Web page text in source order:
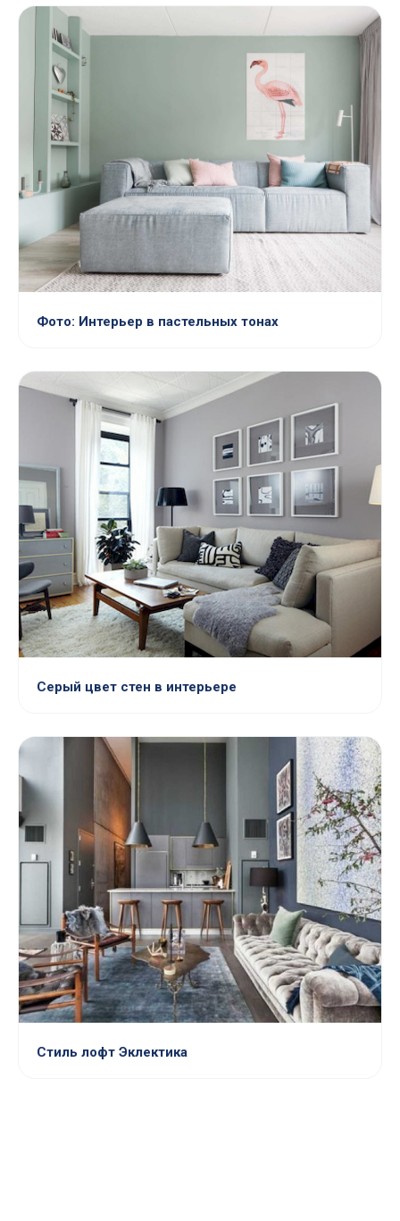
Фото: Интерьер в пастельных тонах
Серый цвет стен в интерьере
Стиль лофт Эклектика